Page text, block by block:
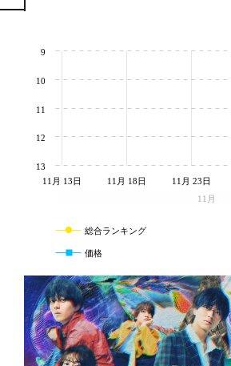
11月
11月 13日 11月 18日 11月 23日
9
10
11
12
13
総合ランキング
価格